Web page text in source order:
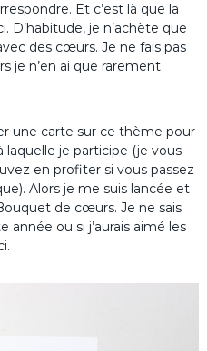
Et c’est là que la
D’habitude, je n’achète que
des cœurs. Je ne fais pas
je n’en ai que rarement
une carte sur ce thème pour
laquelle je participe (je vous
en profiter si vous passez
Alors je me suis lancée et
de cœurs. Je ne sais
ou si j’aurais aimé les